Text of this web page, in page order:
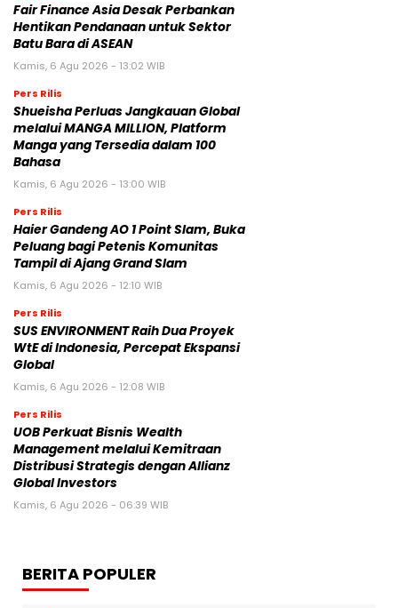
Fair Finance Asia Desak Perbankan
Hentikan Pendanaan untuk Sektor
Batu Bara di ASEAN
Kamis, 6 Agu 2026 - 13:02 WIB
Pers Rilis
Shueisha Perluas Jangkauan Global
melalui MANGA MILLION, Platform
Manga yang Tersedia dalam 100
Bahasa
Kamis, 6 Agu 2026 - 13:00 WIB
Pers Rilis
Haier Gandeng AO 1 Point Slam, Buka
Peluang bagi Petenis Komunitas
Tampil di Ajang Grand Slam
Kamis, 6 Agu 2026 - 12:10 WIB
Pers Rilis
SUS ENVIRONMENT Raih Dua Proyek
WtE di Indonesia, Percepat Ekspansi
Global
Kamis, 6 Agu 2026 - 12:08 WIB
Pers Rilis
UOB Perkuat Bisnis Wealth
Management melalui Kemitraan
Distribusi Strategis dengan Allianz
Global Investors
Kamis, 6 Agu 2026 - 06:39 WIB
BERITA POPULER